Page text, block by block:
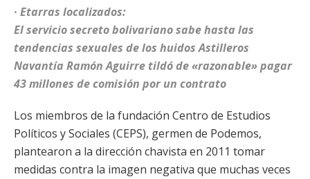
· Etarras localizados:
El servicio secreto bolivariano sabe hasta las
tendencias sexuales de los huidos Astilleros
Navantía Ramón Aguirre tildó de «razonable» pagar
43 millones de comisión por un contrato
Los miembros de la fundación Centro de Estudios
Políticos y Sociales (CEPS), germen de Podemos,
plantearon a la dirección chavista en 2011 tomar
medidas contra la imagen negativa que muchas veces